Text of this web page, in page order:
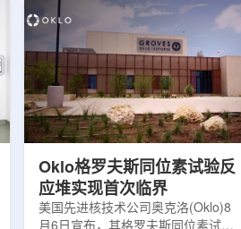
性药物开发》的学术报告。报告会采
取线上线下结合方式举行，放射所部
分科研人员和研究生参加。林国贤教
授长期从事肿瘤诊疗靶向放射性药物
开发研究，已主导或参与发表135余
篇同行评议期刊论文，提交30余项
放射性药物相关专利申请，并完成7
款自研放射性药物的临床转化，应用
Oklo格罗夫斯同位素试验反
应堆实现首次临界
美国先进核技术公司奥克洛(Oklo)8